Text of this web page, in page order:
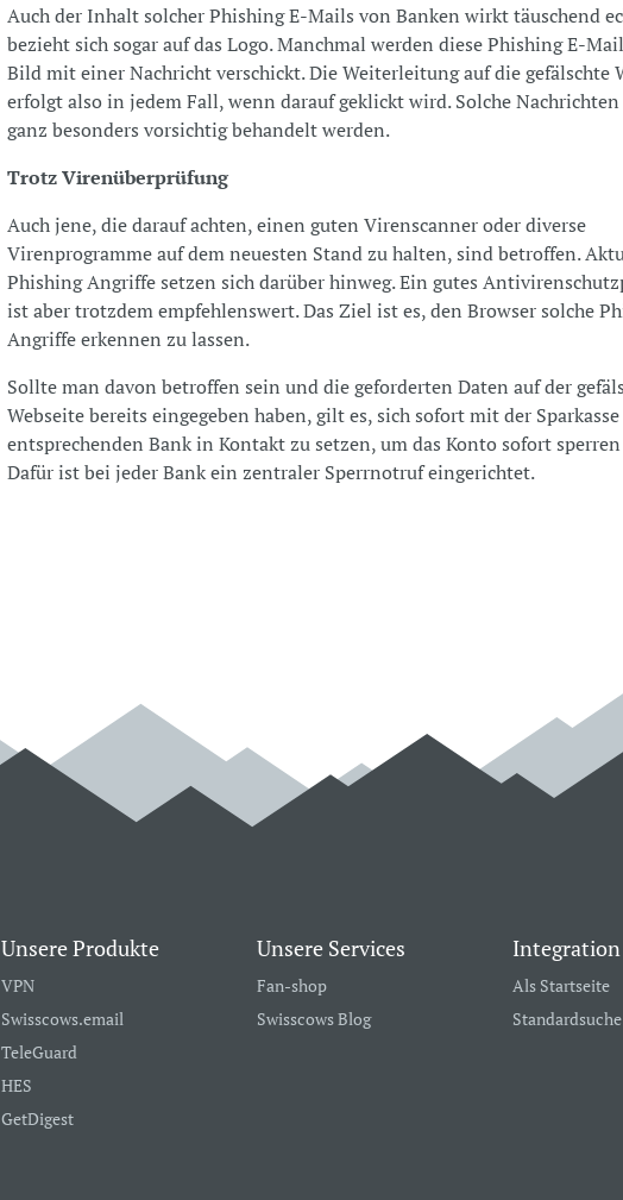
Auch der Inhalt solcher Phishing E-Mails von Banken wirkt täuschend
bezieht sich sogar auf das Logo. Manchmal werden diese Phishing E-
Bild mit einer Nachricht verschickt. Die Weiterleitung auf die gefälschte
erfolgt also in jedem Fall, wenn darauf geklickt wird. Solche
ganz besonders vorsichtig behandelt werden.
Trotz Virenüberprüfung
Auch jene, die darauf achten, einen guten Virenscanner oder diverse
Virenprogramme auf dem neuesten Stand zu halten, sind betroffen.
Phishing Angriffe setzen sich darüber hinweg. Ein gutes
ist aber trotzdem empfehlenswert. Das Ziel ist es, den Browser solche
Angriffe erkennen zu lassen.
Sollte man davon betroffen sein und die geforderten Daten auf der
Webseite bereits eingegeben haben, gilt es, sich sofort mit der
entsprechenden Bank in Kontakt zu setzen, um das Konto sofort
Dafür ist bei jeder Bank ein zentraler Sperrnotruf eingerichtet.
Unsere Produkte
VPN
Swisscows.email
TeleGuard
HES
GetDigest
Unsere Services
Fan-shop
Swisscows Blog
Integration
Als Startseite